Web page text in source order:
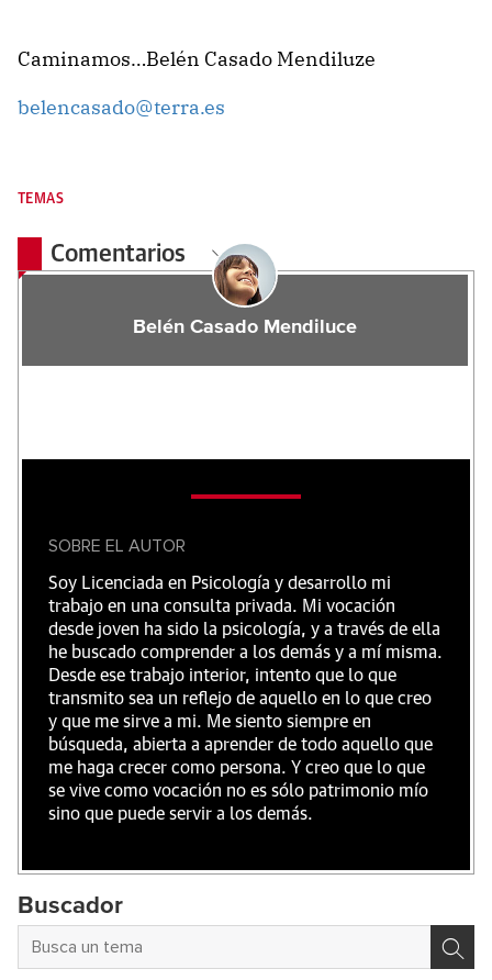
Caminamos…Belén Casado Mendiluze
belencasado@terra.es
TEMAS
Comentarios
Belén Casado Mendiluce
SOBRE EL AUTOR
Soy Licenciada en Psicología y desarrollo mi
trabajo en una consulta privada. Mi vocación
desde joven ha sido la psicología, y a través de ella
he buscado comprender a los demás y a mí misma.
Desde ese trabajo interior, intento que lo que
transmito sea un reflejo de aquello en lo que creo
y que me sirve a mi. Me siento siempre en
búsqueda, abierta a aprender de todo aquello que
me haga crecer como persona. Y creo que lo que
se vive como vocación no es sólo patrimonio mío
sino que puede servir a los demás.
Buscador